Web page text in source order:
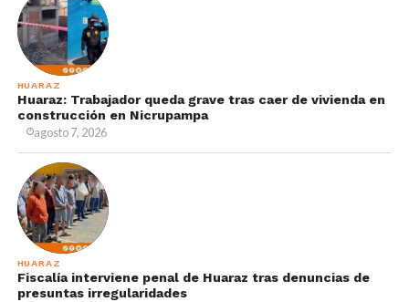
HUARAZ
Huaraz: Trabajador queda grave tras caer de vivienda en
construcción en Nicrupampa
agosto 7, 2026
HUARAZ
Fiscalía interviene penal de Huaraz tras denuncias de
presuntas irregularidades